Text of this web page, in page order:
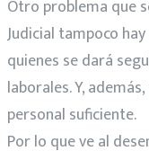
Otro problema que
Judicial tampoco
quienes se dará
laborales. Y,
personal suficiente.
Por lo que ve al